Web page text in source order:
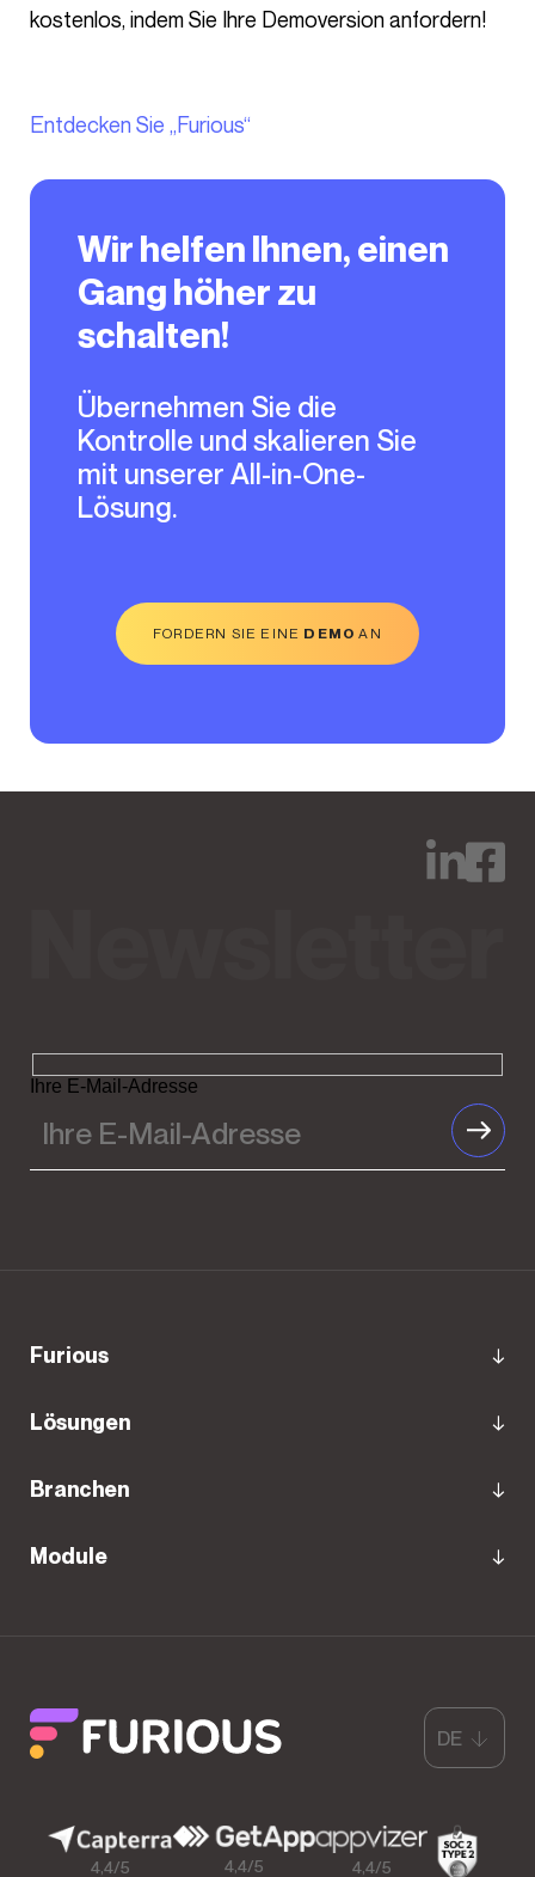
Wir helfen Ihnen, einen
Gang höher zu
schalten!
Übernehmen Sie die
Kontrolle und skalieren Sie
mit unserer All-in-One-
Lösung.
FORDERN SIE EINE DEMO AN
kostenlos, indem Sie Ihre Demoversion anfordern!
Entdecken Sie „Furious“
Ihre E-Mail-Adresse
Furious
Lösungen
Branchen
Module
4,4/5 4,4/5 4,4/5
DE